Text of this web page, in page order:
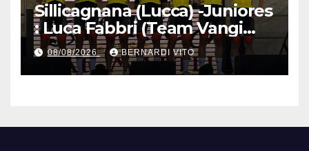
Sillicagnana (Lucca) -Juniores
: Luca Fabbri (Team Vangi
Tommasini) vince il “Gran
Premio Garfagnana –
Memorial Gino Bartali”
08/08/2026 BERNARDI VITO